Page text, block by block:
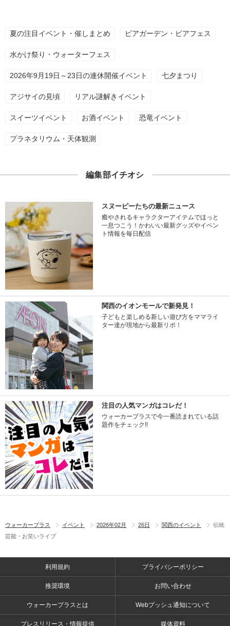
夏の注目イベント・催しまとめ ビアガーデン・ビアフェス
水かけ祭り・ウォーターフェス
2026年9月19日～23日の連休開催イベント 七夕まつり
アジサイの見頃 リアル謎解きイベント
スイーツイベント お酒イベント 恐竜イベント
プラネタリウム・天体観測
編集部イチオシ
スヌーピーたちの最新ニュース
癒やされるキャラクターアイテムでほっと
一息つこう！かわいい最新グッズやイベン
ト情報を毎日配信
関西のイオンモールで新発見！
子どもと楽しめる新しい遊び方をママライ
ター達が現地から最新リポ！
注目の人気マンガはコレだ！
ウォーカープラスで今一番読まれている話
題作をチェック!!
ウォーカープラス イベント 2026年02月 26日 関西のイベント
伝統
芸能・お笑いライブ
利用規約 プライバシーポリシー
推奨環境 お問い合わせ
ウォーカープラスとは Webプッシュ通知について
プレスリリース・情報提供 媒体資料